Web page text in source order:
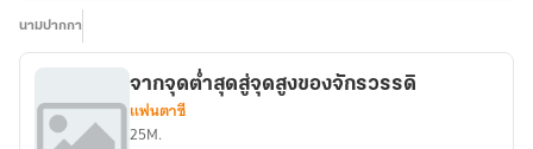
นามปากกา
จากจุดต่ำสุดสู่จุดสูงของจักรวรรดิ
แฟนตาซี
25M.